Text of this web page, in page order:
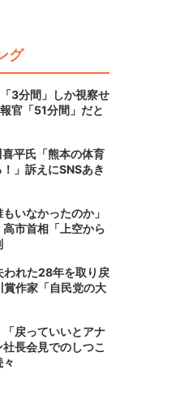
グ
3分間」しか視察せ
官「51分間」だと
平氏「熊本の体育
」訴えにSNSあき
いなかったのか」
市首相「上空から
われた28年を取り戻
作家「自民党の大
「戻っていいとアナ
長会見でのしつこ